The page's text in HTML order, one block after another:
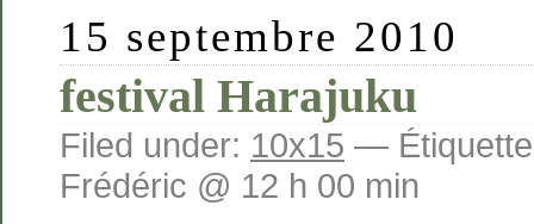
15 septembre 2010
festival Harajuku
Filed under: 10x15 —
Frédéric @ 12 h 00 min